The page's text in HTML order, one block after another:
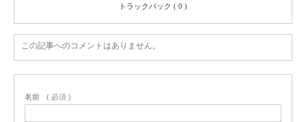
トラックバック ( 0 )
この記事へのコメントはありません。
名前 ( 必須 )